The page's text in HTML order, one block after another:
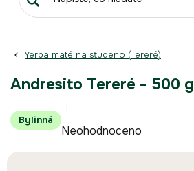
Yerba maté na studeno (Tereré)
Andresito Tereré - 500 g
Bylinná
Průměrné
hodnocení
Neohodnoceno